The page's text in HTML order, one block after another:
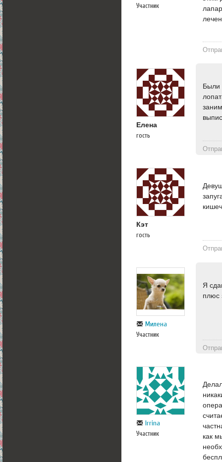
Участник
Елена
гость
Были
Кэт
гость
Милена
Участник
Я
плюс
Irrina
Участник
как